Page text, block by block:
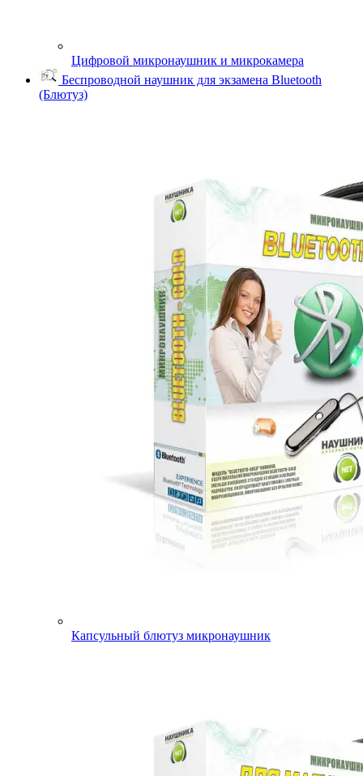
Цифровой микронаушник и микрокамера
Беспроводной наушник для экзамена Bluetooth
(Блютуз)
Капсульный блютуз микронаушник